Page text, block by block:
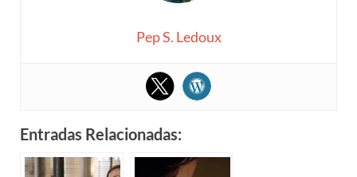
Pep S. Ledoux
Entradas Relacionadas: